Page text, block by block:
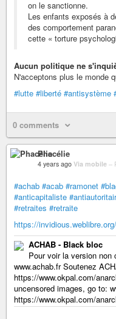
on le sanctionne.
Les enfants exposés à
des comportement
cette « torture
Aucun politique ne
N'acceptons plus le monde
#lutte #liberté #antisystème
0 comments
Phacélie
4 years ago Via mobile –
#achab #acab #ramonet
#anticapitaliste
#retraites #retraite
https://
ACHAB - Black bloc
Pour voir la version
www.achab.fr Soutenez
https://www.okpal.com/
uncensored images, go to:
https://www.okpal.com/